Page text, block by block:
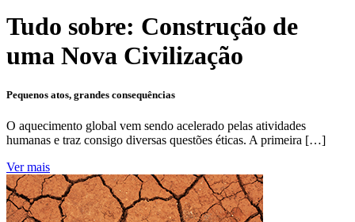
Tudo sobre: Construção de
uma Nova Civilização
Pequenos atos, grandes consequências
O aquecimento global vem sendo acelerado pelas atividades
humanas e traz consigo diversas questões éticas. A primeira […]
Ver mais